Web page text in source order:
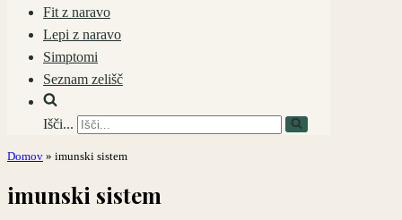
Fit z naravo
Lepi z naravo
Simptomi
Seznam zelišč
Išči...
Domov » imunski sistem
imunski sistem